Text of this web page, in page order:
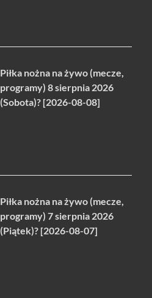
Piłka nożna na żywo (mecze,
programy) 8 sierpnia 2026
(Sobota)? [2026-08-08]
Piłka nożna na żywo (mecze,
programy) 7 sierpnia 2026
(Piątek)? [2026-08-07]